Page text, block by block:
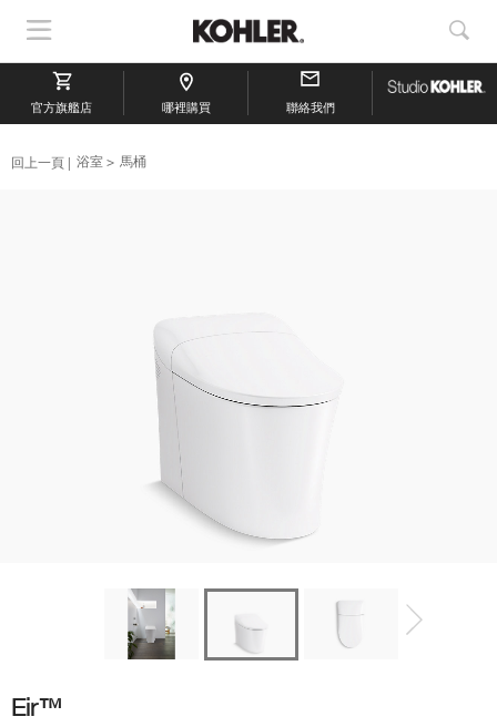
顯
示
導
航
顯
示
搜
官方旗艦店 哪裡購買 聯絡我們
回上一頁 浴室 馬桶
Eir™